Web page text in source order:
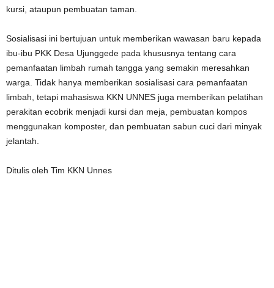
kursi, ataupun pembuatan taman.
Sosialisasi ini bertujuan untuk memberikan wawasan baru kepada
ibu-ibu PKK Desa Ujunggede pada khususnya tentang cara
pemanfaatan limbah rumah tangga yang semakin meresahkan
warga. Tidak hanya memberikan sosialisasi cara pemanfaatan
limbah, tetapi mahasiswa KKN UNNES juga memberikan pelatihan
perakitan ecobrik menjadi kursi dan meja, pembuatan kompos
menggunakan komposter, dan pembuatan sabun cuci dari minyak
jelantah.
Ditulis oleh Tim KKN Unnes